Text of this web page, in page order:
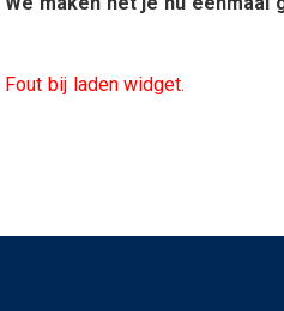
Fout bij laden widget.